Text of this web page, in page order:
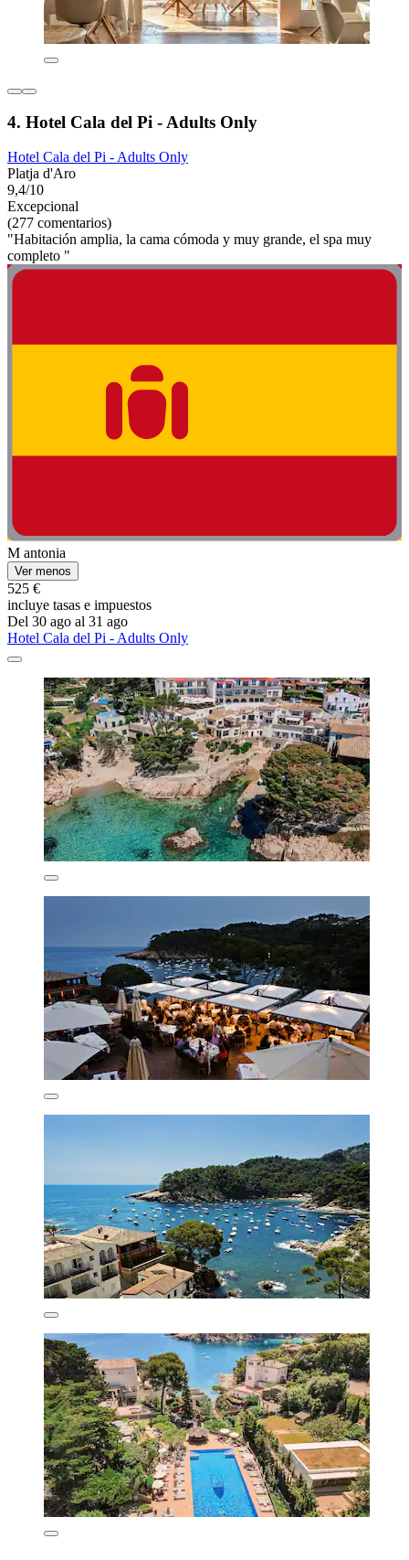
4. Hotel Cala del Pi - Adults Only
Hotel Cala del Pi - Adults Only
Platja d'Aro
9,4/10
Excepcional
(277 comentarios)
"Habitación amplia, la cama cómoda y muy grande, el spa muy
completo "
M antonia
Ver menos
525 €
incluye tasas e impuestos
Del 30 ago al 31 ago
Hotel Cala del Pi - Adults Only